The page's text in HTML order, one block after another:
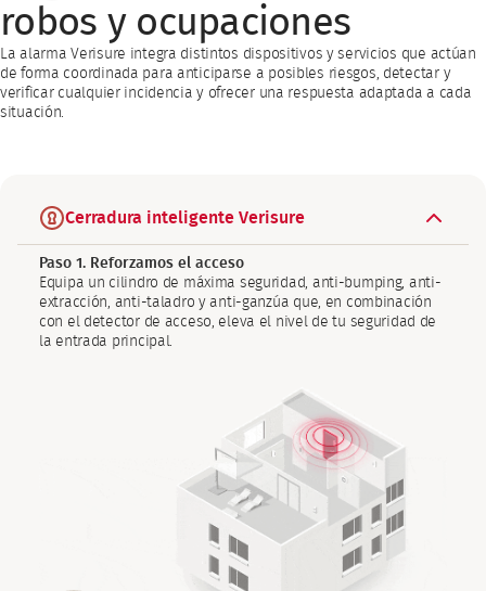
robos y ocupaciones
La alarma Verisure integra distintos dispositivos y servicios que actúan
de forma coordinada para anticiparse a posibles riesgos, detectar y
verificar cualquier incidencia y ofrecer una respuesta adaptada a cada
situación.
Cerradura inteligente Verisure
Paso 1. Reforzamos el acceso
Equipa un cilindro de máxima seguridad, anti-bumping, anti-
extracción, anti-taladro y anti-ganzúa que, en combinación
con el detector de acceso, eleva el nivel de tu seguridad de
la entrada principal.